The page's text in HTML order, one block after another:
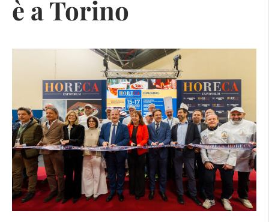
è a Torino